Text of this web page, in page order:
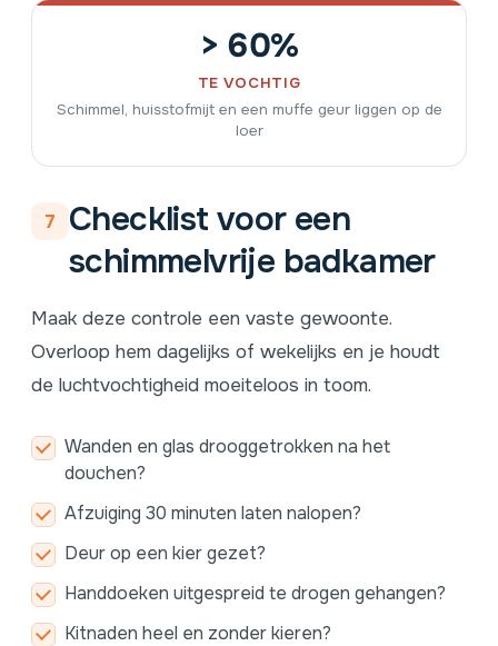
> 60%
TE VOCHTIG
Schimmel, huisstofmijt en een muffe geur liggen op de
loer
7
Checklist voor een
schimmelvrije badkamer
Maak deze controle een vaste gewoonte.
Overloop hem dagelijks of wekelijks en je houdt
de luchtvochtigheid moeiteloos in toom.
Wanden en glas drooggetrokken na het
douchen?
Afzuiging 30 minuten laten nalopen?
Deur op een kier gezet?
Handdoeken uitgespreid te drogen gehangen?
Kitnaden heel en zonder kieren?